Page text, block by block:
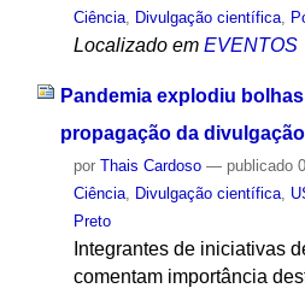
Ciência, Divulgação científica,
Localizado em EVENTOS
Pandemia explodiu
propagação da
por Thais Cardoso — publicado
Ciência, Divulgação científica,
Preto
Integrantes de iniciativas
comentam importância